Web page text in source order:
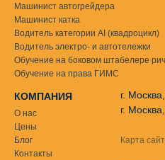
Машинист автогрейдера
Машинист катка
Обучение на права ГИМС
Обучение на боковом штабелере
Водитель электро- и автотележки
Водитель категории AI (квадроцикл)
О нас
Цены
Блог
Карта
Контакты
КОМПАНИЯ
г.
г.